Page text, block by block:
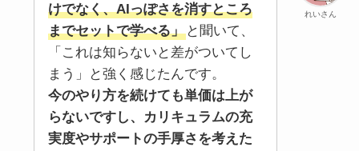
れいさん
けでなく、AIっぽさを消すところ
までセットで学べる」と聞いて、
「これは知らないと差がついてし
まう」と強く感じたんです。
今のやり方を続けても単価は上が
らないですし、カリキュラムの充
実度やサポートの手厚さを考えた